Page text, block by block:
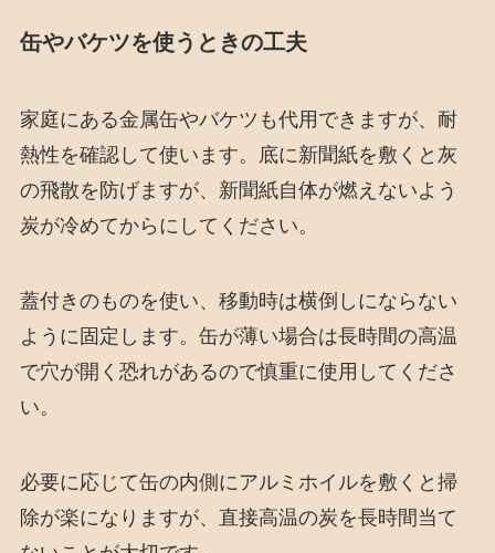
缶やバケツを使うときの工夫
家庭にある金属缶やバケツも代用できますが、耐
熱性を確認して使います。底に新聞紙を敷くと灰
の飛散を防げますが、新聞紙自体が燃えないよう
炭が冷めてからにしてください。
蓋付きのものを使い、移動時は横倒しにならない
ように固定します。缶が薄い場合は長時間の高温
で穴が開く恐れがあるので慎重に使用してくださ
い。
必要に応じて缶の内側にアルミホイルを敷くと掃
除が楽になりますが、直接高温の炭を長時間当て